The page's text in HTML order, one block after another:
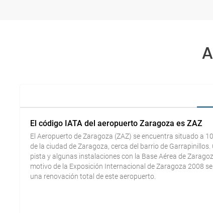
El código IATA del aeropuerto Zaragoza es ZAZ
El Aeropuerto de Zaragoza (ZAZ) se encuentra situado a
de la ciudad de Zaragoza, cerca del barrio de Garrapinillos.
pista y algunas instalaciones con la Base Aérea de
motivo de la Exposición Internacional de Zaragoza 2008
una renovación total de este aeropuerto.